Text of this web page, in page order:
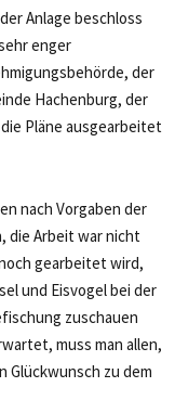
Anlage beschloss
enger
der
Hachenburg, der
Pläne ausgearbeitet
nach Vorgaben der
die Arbeit war nicht
gearbeitet wird,
und Eisvogel bei der
zuschauen
muss man allen,
Glückwunsch zu dem